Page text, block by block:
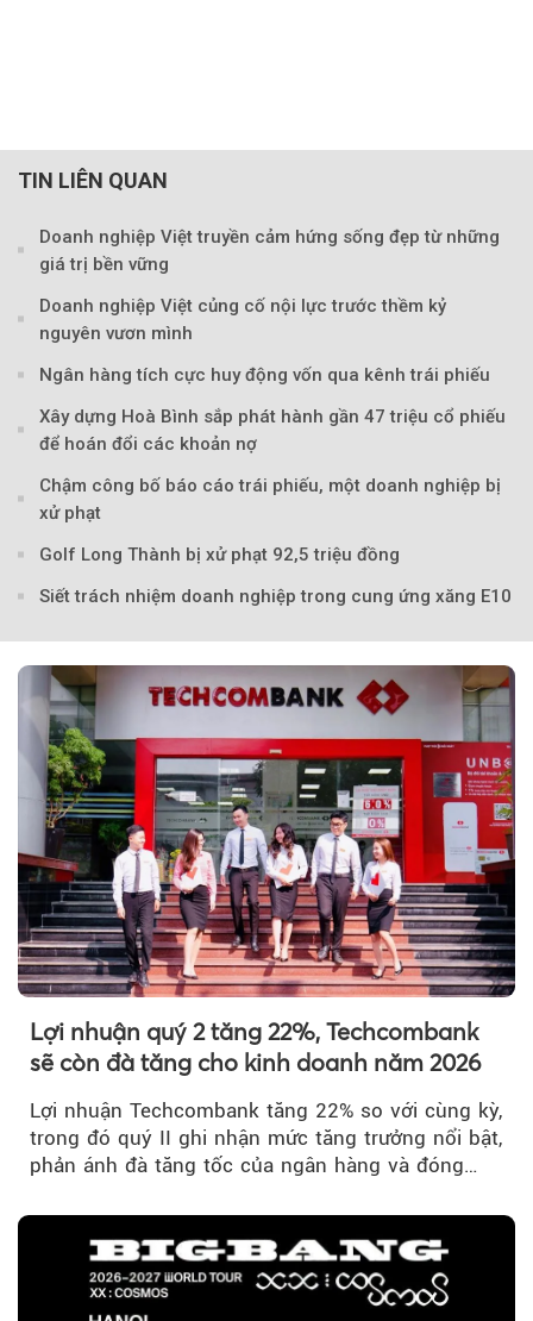
Theo Sở hữu trí
TIN LIÊN QUAN
Doanh nghiệp Việt truyền cảm hứng sống đẹp từ những
giá trị bền vững
Doanh nghiệp Việt củng cố nội lực trước thềm kỷ
nguyên vươn mình
Ngân hàng tích cực huy động vốn qua kênh trái phiếu
Xây dựng Hoà Bình sắp phát hành gần 47 triệu cổ phiếu
để hoán đổi các khoản nợ
Chậm công bố báo cáo trái phiếu, một doanh nghiệp bị
xử phạt
Golf Long Thành bị xử phạt 92,5 triệu đồng
Siết trách nhiệm doanh nghiệp trong cung ứng xăng E10
Lợi nhuận quý 2 tăng 22%, Techcombank
sẽ còn đà tăng cho kinh doanh năm 2026
Lợi nhuận Techcombank tăng 22% so với cùng kỳ,
trong đó quý II ghi nhận mức tăng trưởng nổi bật,
phản ánh đà tăng tốc của ngân hàng và đóng